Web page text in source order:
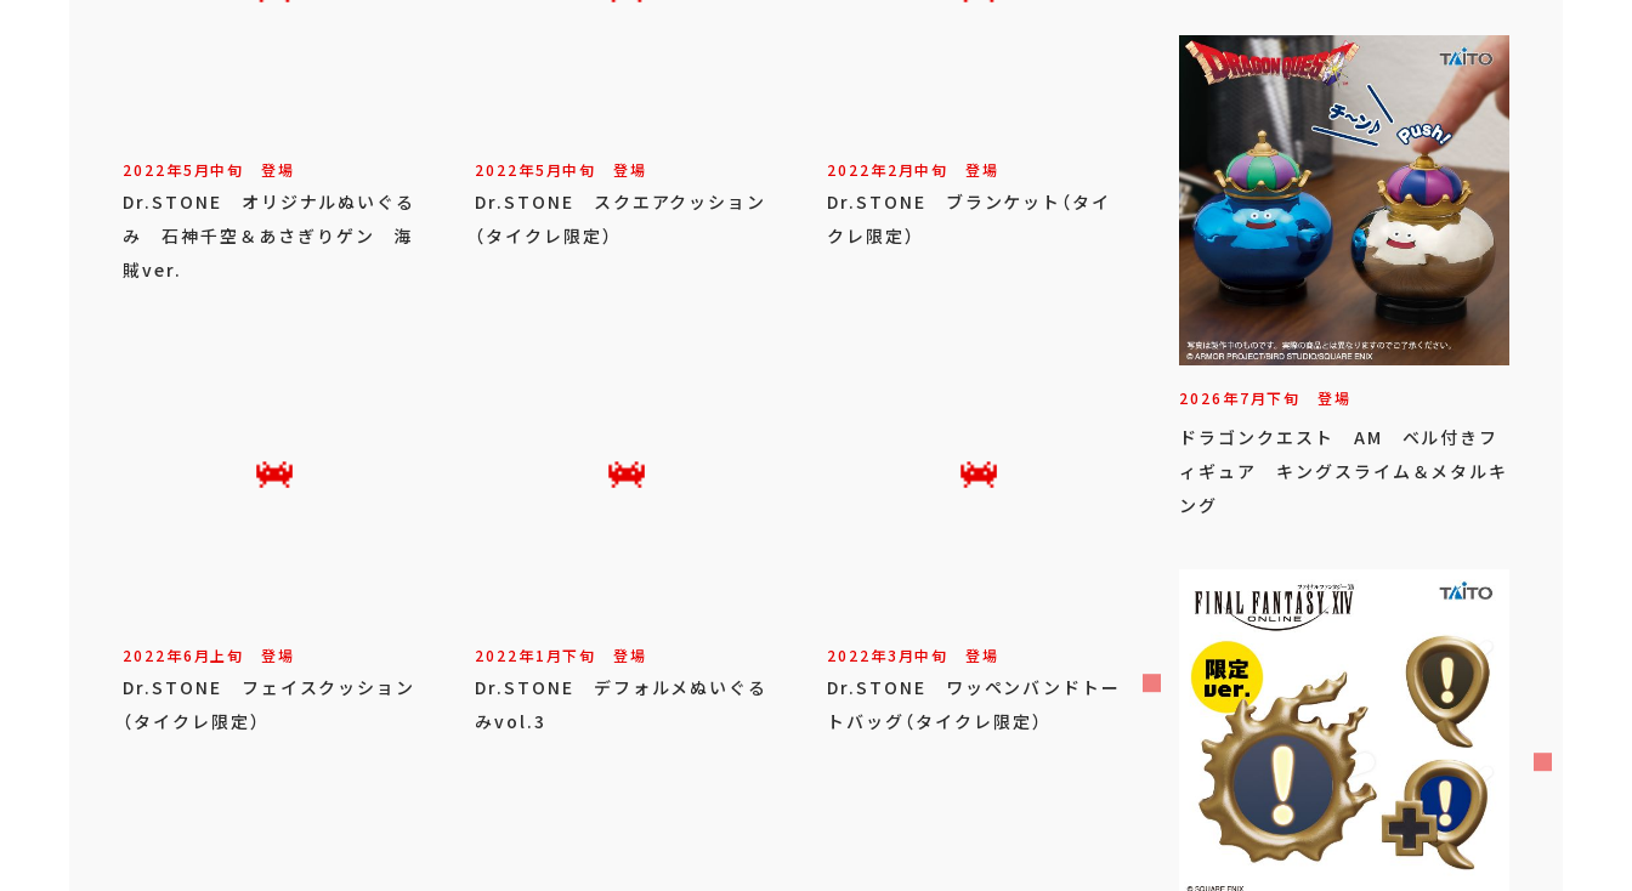
2022年5月中旬 登場
Dr.STONE オリジナルぬいぐる
み 石神千空＆あさぎりゲン 海
賊ver.
2022年5月中旬 登場
Dr.STONE スクエアクッション
（タイクレ限定）
2022年2月中旬 登場
Dr.STONE ブランケット（タイ
クレ限定）
2022年6月上旬 登場
Dr.STONE フェイスクッション
（タイクレ限定）
2022年1月下旬 登場
Dr.STONE デフォルメぬいぐる
みvol.3
2022年3月中旬 登場
Dr.STONE ワッペンバンドトー
トバッグ（タイクレ限定）
2026年7月下旬 登場
ドラゴンクエスト AM ベル付きフ
ィギュア キングスライム＆メタルキ
ング